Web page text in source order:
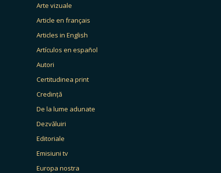
Arte vizuale
Article en français
Articles in English
Artículos en español
Autori
Certitudinea print
Credință
De la lume adunate
Dezvăluiri
Editoriale
Emisiuni tv
Europa nostra